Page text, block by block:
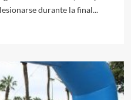
durante la final...